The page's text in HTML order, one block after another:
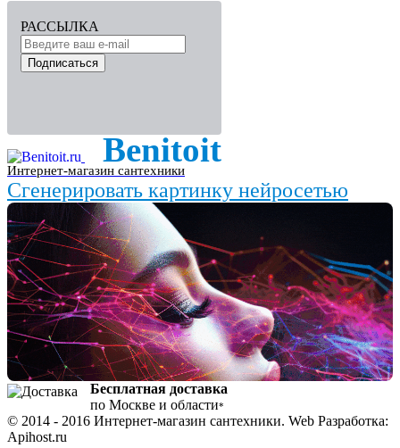
РАССЫЛКА
Подписаться
Benitoit
Интернет-магазин сантехники
Сгенерировать картинку нейросетью
Бесплатная доставка
по Москве и области*
© 2014 - 2016 Интернет-магазин сантехники. Web Разработка:
Apihost.ru